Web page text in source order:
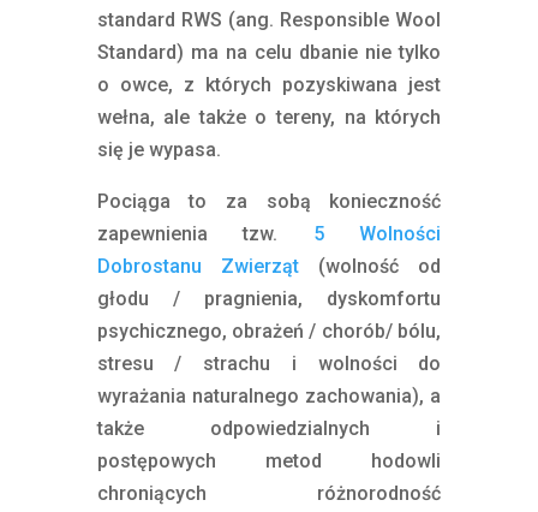
standard RWS (ang. Responsible Wool
Standard) ma na celu dbanie nie tylko
o owce, z których pozyskiwana jest
wełna, ale także o tereny, na których
się je wypasa.
Pociąga to za sobą konieczność
zapewnienia tzw. 5 Wolności
Dobrostanu Zwierząt(wolność od
głodu / pragnienia, dyskomfortu
psychicznego, obrażeń / chorób/ bólu,
stresu / strachu i wolności do
wyrażania naturalnego zachowania), a
także odpowiedzialnych i
postępowych metod hodowli
chroniących różnorodność